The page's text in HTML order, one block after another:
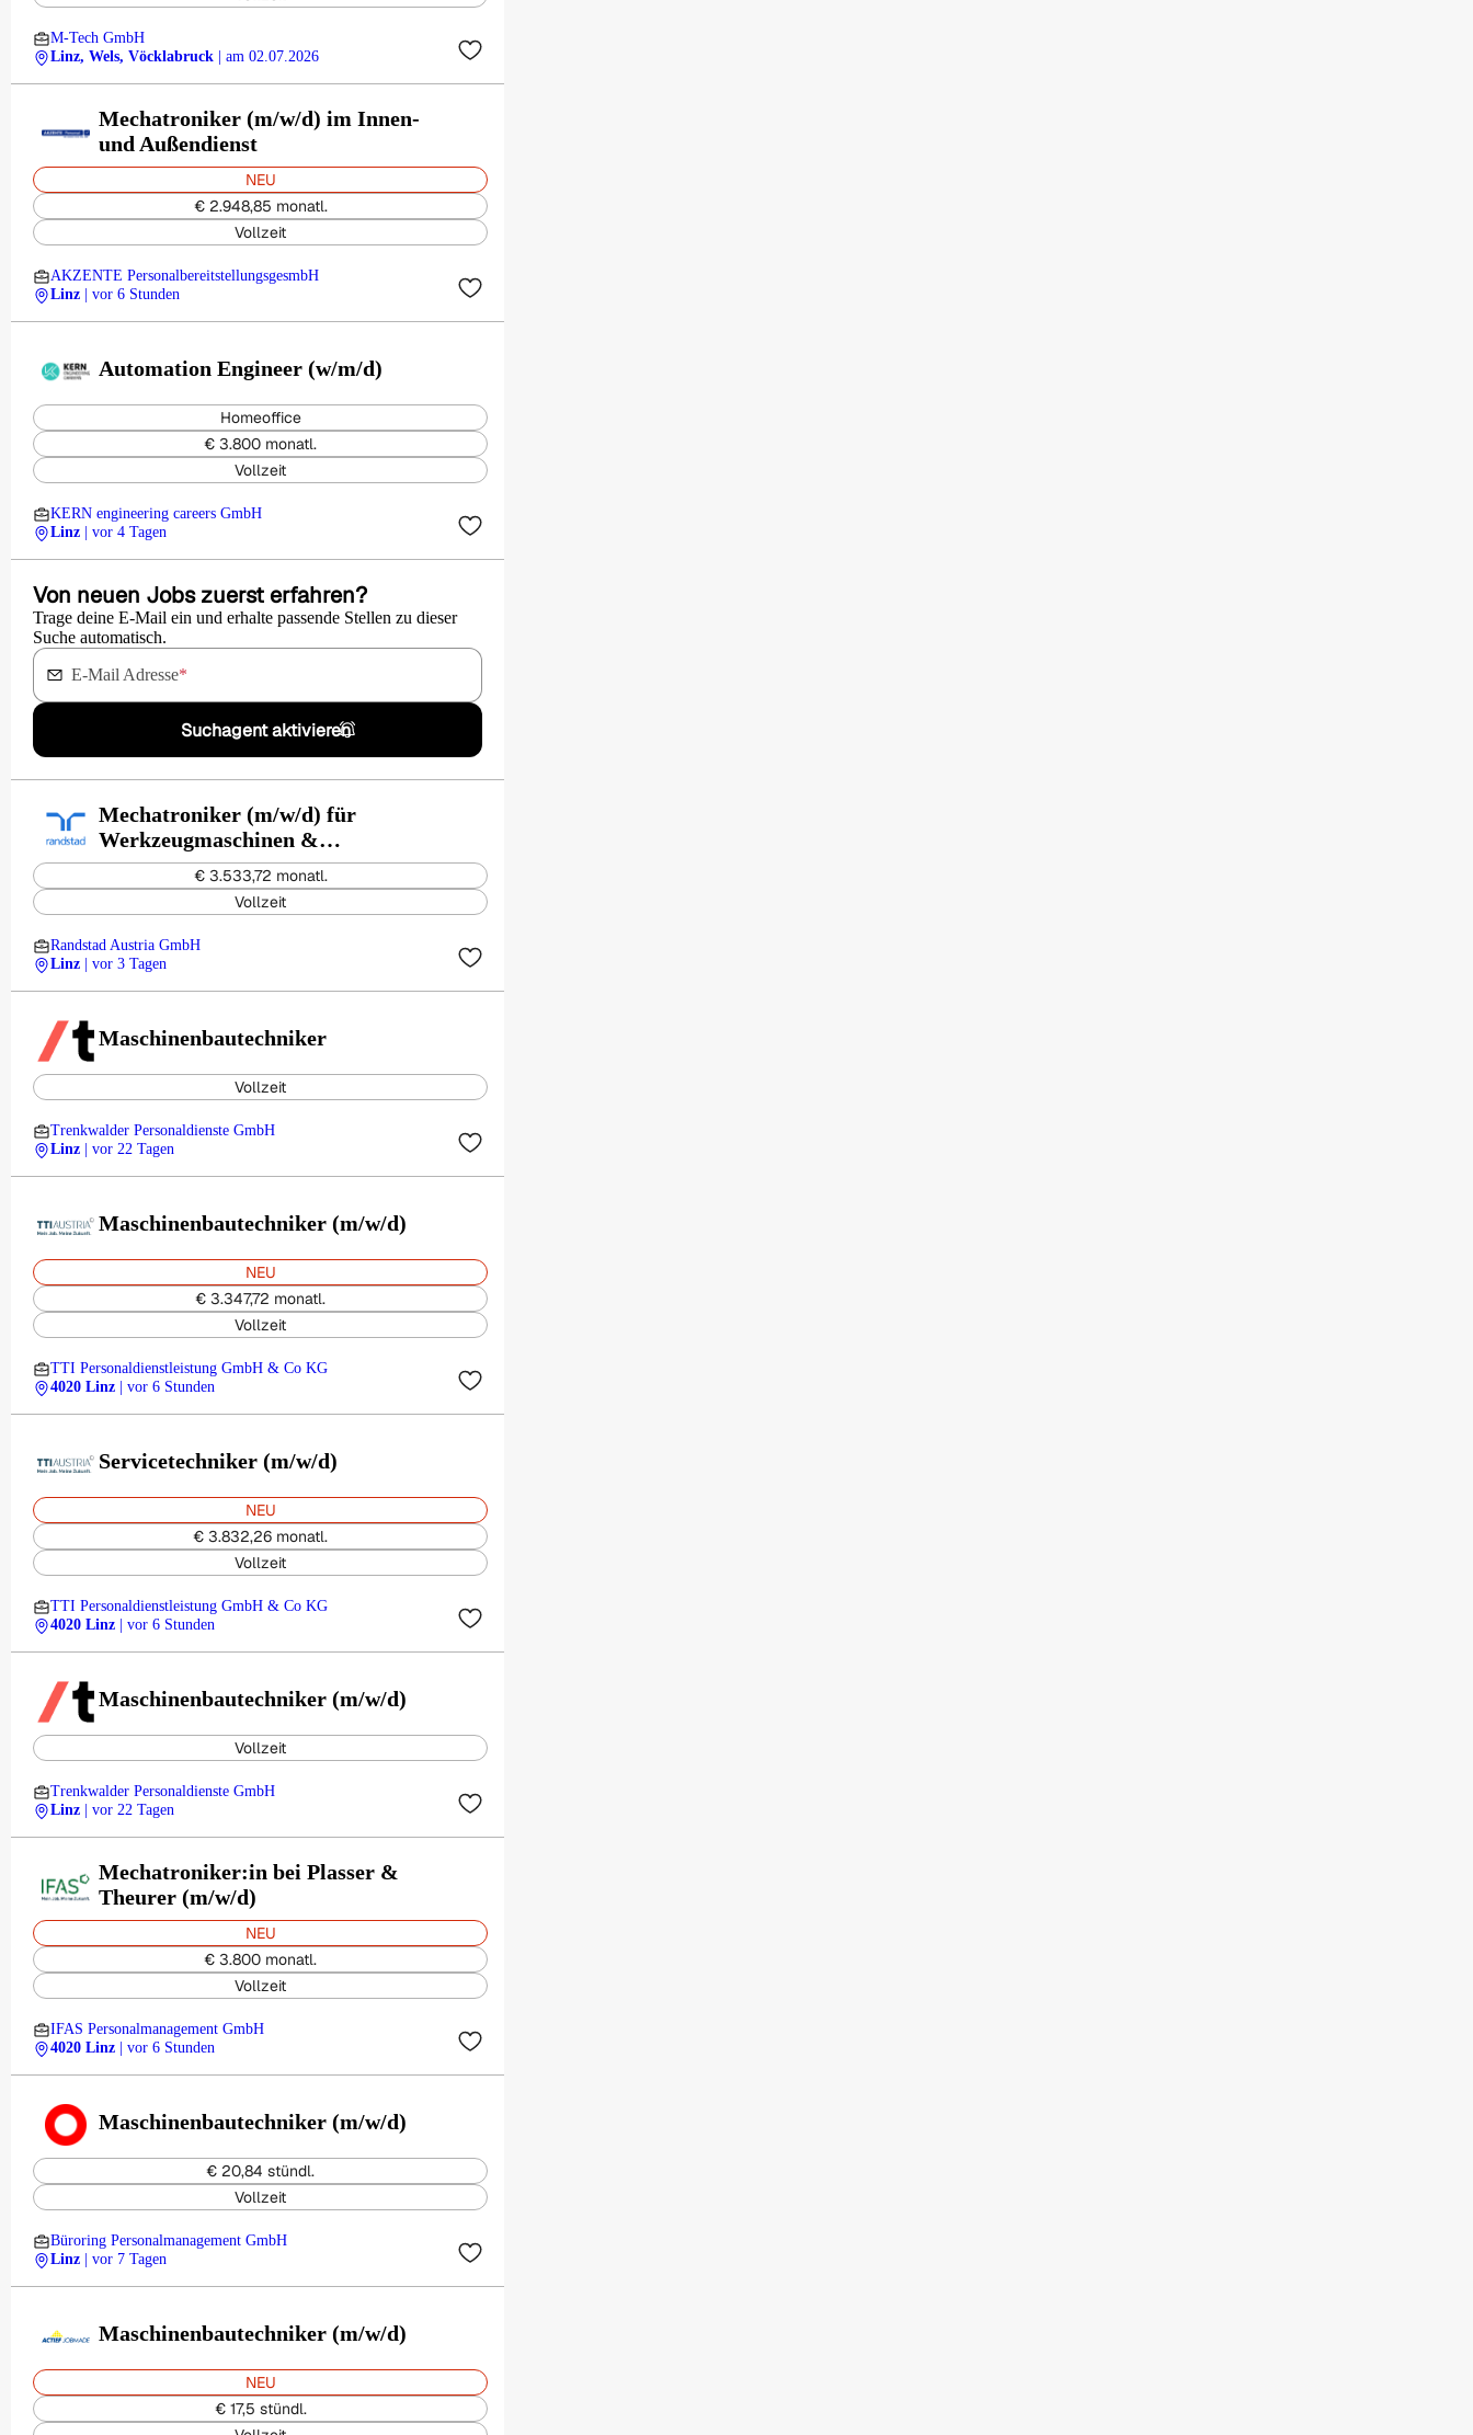
M-Tech GmbH
Linz, Wels, Vöcklabruck
| am 02.07.2026
Mechatroniker (m/w/d) im Innen-
und Außendienst
NEU
€ 2.948,85 monatl.
Vollzeit
AKZENTE PersonalbereitstellungsgesmbH
Linz
| vor 6 Stunden
Automation Engineer (w/m/d)
Homeoffice
€ 3.800 monatl.
Vollzeit
KERN engineering careers GmbH
Linz
| vor 4 Tagen
Von neuen Jobs zuerst erfahren?
Trage deine E-Mail ein und erhalte passende Stellen zu dieser
Suche automatisch.
E-Mail Adresse*
Suchagent aktivieren
Mechatroniker (m/w/d) für
Werkzeugmaschinen &
Anlagentechnik€ 3.533,72 monatl.
Vollzeit
Randstad Austria GmbH
Linz
| vor 3 Tagen
Maschinenbautechniker
Vollzeit
Trenkwalder Personaldienste GmbH
Linz
| vor 22 Tagen
Maschinenbautechniker (m/w/d)
NEU
€ 3.347,72 monatl.
Vollzeit
TTI Personaldienstleistung GmbH & Co KG
4020 Linz
| vor 6 Stunden
Servicetechniker (m/w/d)
NEU
€ 3.832,26 monatl.
Vollzeit
TTI Personaldienstleistung GmbH & Co KG
4020 Linz
| vor 6 Stunden
Maschinenbautechniker (m/w/d)
Vollzeit
Trenkwalder Personaldienste GmbH
Linz
| vor 22 Tagen
Mechatroniker:in bei Plasser &
Theurer (m/w/d)
NEU
€ 3.800 monatl.
Vollzeit
IFAS Personalmanagement GmbH
4020 Linz
| vor 6 Stunden
Maschinenbautechniker (m/w/d)
€ 20,84 stündl.
Vollzeit
Büroring Personalmanagement GmbH
Linz
| vor 7 Tagen
Maschinenbautechniker (m/w/d)
NEU
€ 17,5 stündl.